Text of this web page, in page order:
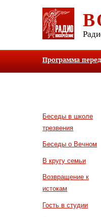
Программа
Беседы в школе
трезвения
Беседы о Вечном
В кругу семьи
Возвращение к
истокам
Гость в студии